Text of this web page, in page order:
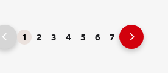
1 2 3 4 5 6 7